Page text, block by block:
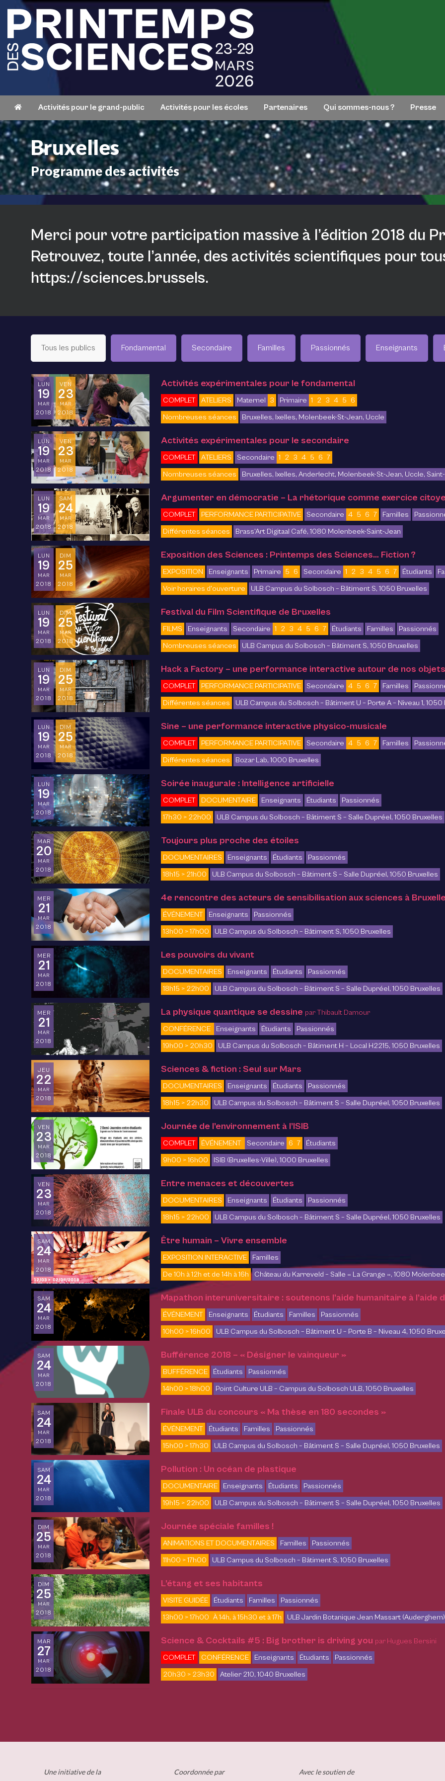
Activités pour le grand-public Activités pour les écoles Partenaires Qui sommes-nous ? Presse
Bruxelles
Programme des activités
Merci pour votre participation massive à l’édition 2018 du
Retrouvez, toute l’année, des activités scientifiques pour
https://sciences.brussels.
Tous les publics Fondamental Secondaire Familles Passionnés Enseignants
LUN
19
MAR
2018
VEN
23
MAR
2018
Activités expérimentales pour le fondamental
COMPLET ATELIERS Maternel 3 Primaire 1 2 3 4 5 6
Nombreuses séances
Bruxelles, Ixelles, Molenbeek-St-Jean, Uccle
LUN
19
MAR
2018
VEN
23
MAR
2018
Activités expérimentales pour le secondaire
COMPLET ATELIERS Secondaire 1 2 3 4 5 6 7
Nombreuses séances
Bruxelles, Ixelles, Anderlecht, Molenbeek-St-Jean, Uccle,
LUN
19
MAR
2018
SAM
24
MAR
2018
Argumenter en démocratie – La rhétorique comme exercice
COMPLET PERFORMANCE PARTICIPATIVE Secondaire 4 5 6 7 Familles
Différentes séances
Brass’Art Digitaal Café, 1080 Molenbeek-Saint-Jean
LUN
19
MAR
2018
DIM
25
MAR
2018
Exposition des Sciences : Printemps des Sciences… Fiction ?
EXPOSITION Enseignants Primaire 5 6 Secondaire 1 2 3 4 5 6 7 Étudiants
Voir horaires d'ouverture
ULB Campus du Solbosch – Bâtiment S, 1050 Bruxelles
LUN
19
MAR
2018
DIM
25
MAR
2018
Festival du Film Scientifique de Bruxelles
FILMS Enseignants Secondaire 1 2 3 4 5 6 7 Étudiants Familles
Passionnés
Nombreuses séances
ULB Campus du Solbosch – Bâtiment S, 1050 Bruxelles
LUN
19
MAR
2018
DIM
25
MAR
2018
Hack a Factory – une performance interactive autour de nos objets
COMPLET PERFORMANCE PARTICIPATIVE Secondaire 4 5 6 7 Familles
Différentes séances
ULB Campus du Solbosch – Bâtiment U – Porte A – Niveau 1,
LUN
19
MAR
2018
DIM
25
MAR
2018
Sine – une performance interactive physico-musicale
COMPLET PERFORMANCE PARTICIPATIVE Secondaire 4 5 6 7 Familles
Différentes séances
Bozar Lab, 1000 Bruxelles
LUN
19
MAR
2018
Soirée inaugurale : Intelligence artificielle
COMPLET DOCUMENTAIRE Enseignants Étudiants
Passionnés
17h30 > 22h00
ULB Campus du Solbosch – Bâtiment S – Salle Dupréel, 1050 Bruxelles
MAR
20
MAR
2018
Toujours plus proche des étoiles
DOCUMENTAIRES Enseignants Étudiants
Passionnés
18h15 > 21h00
ULB Campus du Solbosch – Bâtiment S – Salle Dupréel, 1050 Bruxelles
MER
21
MAR
2018
4e rencontre des acteurs de sensibilisation aux sciences à
ÉVÉNEMENT Enseignants
Passionnés
13h00 > 17h00
ULB Campus du Solbosch – Bâtiment S, 1050 Bruxelles
MER
21
MAR
2018
Les pouvoirs du vivant
DOCUMENTAIRES Enseignants Étudiants
Passionnés
18h15 > 22h00
ULB Campus du Solbosch – Bâtiment S – Salle Dupréel, 1050 Bruxelles
MER
21
MAR
2018
La physique quantique se dessine par Thibault Damour
CONFÉRENCE
Enseignants Étudiants
Passionnés
19h00 > 20h30
ULB Campus du Solbosch – Bâtiment H – Local H2215, 1050 Bruxelles
JEU
22
MAR
2018
Sciences & fiction : Seul sur Mars
DOCUMENTAIRES Enseignants Étudiants
Passionnés
18h15 > 22h30
ULB Campus du Solbosch – Bâtiment S – Salle Dupréel, 1050 Bruxelles
VEN
23
MAR
2018
Journée de l’environnement à l’ISIB
COMPLET ÉVÉNEMENT Secondaire 6 7
Étudiants
9h00 > 16h00
ISIB (Bruxelles-Ville), 1000 Bruxelles
VEN
23
MAR
2018
Entre menaces et découvertes
DOCUMENTAIRES Enseignants Étudiants
Passionnés
18h15 > 22h00
ULB Campus du Solbosch – Bâtiment S – Salle Dupréel, 1050 Bruxelles
SAM
24
MAR
2018
Être humain – Vivre ensemble
EXPOSITION INTERACTIVE
Familles
De 10h à 12h et de 14h à 16h
Château du Karreveld – Salle « La Grange », 1080
SAM
24
MAR
2018
Mapathon interuniversitaire : soutenons l’aide humanitaire à l’aide
ÉVÉNEMENT Enseignants Étudiants Familles
Passionnés
10h00 > 16h00
ULB Campus du Solbosch – Bâtiment U – Porte B – Niveau 4, 1050
SAM
24
MAR
2018
Bufférence 2018 – « Désigner le vainqueur »
BUFFÉRENCE Étudiants
Passionnés
14h00 > 18h00
Point Culture ULB – Campus du Solbosch ULB, 1050 Bruxelles
SAM
24
MAR
2018
Finale ULB du concours « Ma thèse en 180 secondes »
ÉVÉNEMENT Étudiants Familles
Passionnés
15h00 > 17h30
ULB Campus du Solbosch – Bâtiment S – Salle Dupréel, 1050 Bruxelles
SAM
24
MAR
2018
Pollution : Un océan de plastique
DOCUMENTAIRE Enseignants Étudiants
Passionnés
19h15 > 22h00
ULB Campus du Solbosch – Bâtiment S – Salle Dupréel, 1050 Bruxelles
DIM
25
MAR
2018
Journée spéciale familles !
ANIMATIONS ET DOCUMENTAIRES Familles
Passionnés
11h00 > 17h00
ULB Campus du Solbosch – Bâtiment S, 1050 Bruxelles
DIM
25
MAR
2018
L’étang et ses habitants
VISITE GUIDÉE Étudiants Familles
Passionnés
13h00 > 17h00 À 14h, à 15h30 et à 17h ULB Jardin Botanique Jean Massart
MAR
27
MAR
2018
Science & Cocktails #5 : Big brother is driving you par Hugues Bersini
COMPLET
CONFÉRENCE Enseignants Étudiants
Passionnés
20h30 > 23h30
Atelier 210, 1040 Bruxelles
Une initiative de la Coordonnée par Avec le soutien de